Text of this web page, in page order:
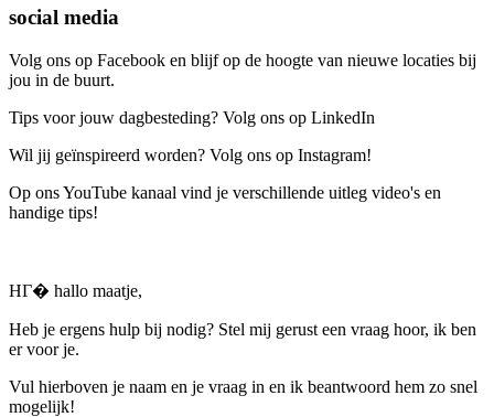
social media
Volg ons op Facebook en blijf op de hoogte van nieuwe locaties bij
jou in de buurt.
Tips voor jouw dagbesteding? Volg ons op LinkedIn
Wil jij geïnspireerd worden? Volg ons op Instagram!
Op ons YouTube kanaal vind je verschillende uitleg video's en
handige tips!
HГ� hallo maatje,
Heb je ergens hulp bij nodig? Stel mij gerust een vraag hoor, ik ben
er voor je.
Vul hierboven je naam en je vraag in en ik beantwoord hem zo snel
mogelijk!